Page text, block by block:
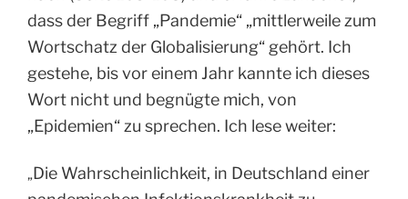
dass der Begriff „Pandemie“ „mittlerweile zum
Wortschatz der Globalisierung“ gehört. Ich
gestehe, bis vor einem Jahr kannte ich dieses
Wort nicht und begnügte mich, von
„Epidemien“ zu sprechen. Ich lese weiter:
„Die Wahrscheinlichkeit, in Deutschland einer